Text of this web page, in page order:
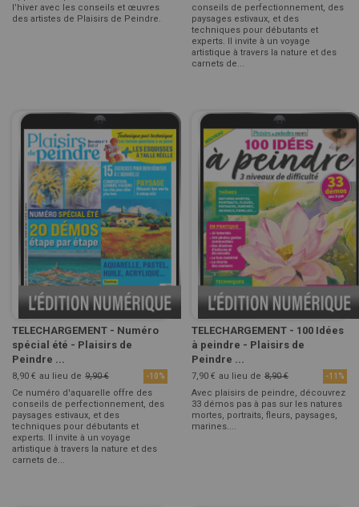
l’hiver avec les conseils et œuvres
des artistes de Plaisirs de Peindre.
conseils de perfectionnement, des
paysages estivaux, et des
techniques pour débutants et
experts. Il invite à un voyage
artistique à travers la nature et des
carnets de...
TELECHARGEMENT - Numéro
spécial été - Plaisirs de
Peindre ...
8,90 € au lieu de 9,90 € -10%
Ce numéro d'aquarelle offre des
conseils de perfectionnement, des
paysages estivaux, et des
techniques pour débutants et
experts. Il invite à un voyage
artistique à travers la nature et des
carnets de...
TELECHARGEMENT - 100 Idées
à peindre - Plaisirs de
Peindre ...
7,90 € au lieu de 8,90 € -11%
Avec plaisirs de peindre, découvrez
33 démos pas à pas sur les natures
mortes, portraits, fleurs, paysages,
marines....